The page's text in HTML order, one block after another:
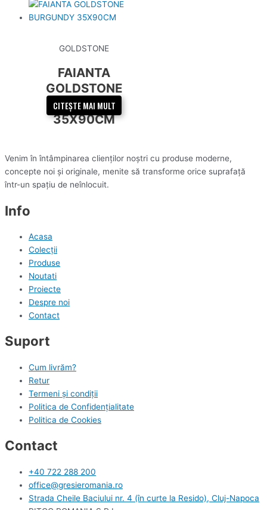
GOLDSTONE
FAIANTA
GOLDSTONE
BURGUNDY
35X90CM
CITEȘTE MAI MULT
Venim în întâmpinarea clienților noștri cu produse moderne,
concepte noi și originale, menite să transforme orice suprafață
într-un spațiu de neînlocuit.
Info
Acasa
Colecții
Produse
Noutati
Proiecte
Despre noi
Contact
Suport
Cum livrăm?
Retur
Termeni și condiții
Politica de Confidențialitate
Politica de Cookies
Contact
+40 722 288 200
office@gresieromania.ro
Strada Cheile Baciului nr. 4 (în curte la Resido), Cluj-Napoca